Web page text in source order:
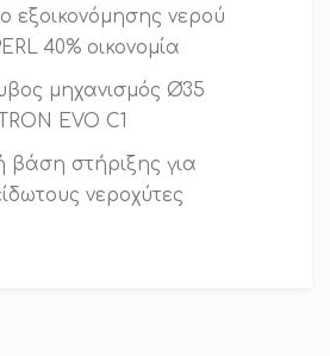
εξοικονόμησης νερού
40% οικονομία
μηχανισμός Ø35
EVO C1
βάση στήριξης για
νεροχύτες